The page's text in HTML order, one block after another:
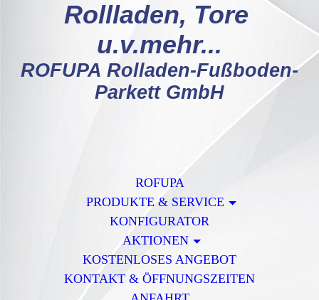
Rollladen, Tore
u.v.mehr...
ROFUPA Rolladen-Fußboden-
Parkett GmbH
ROFUPA
PRODUKTE & SERVICE
KONFIGURATOR
AKTIONEN
KOSTENLOSES ANGEBOT
KONTAKT & ÖFFNUNGSZEITEN